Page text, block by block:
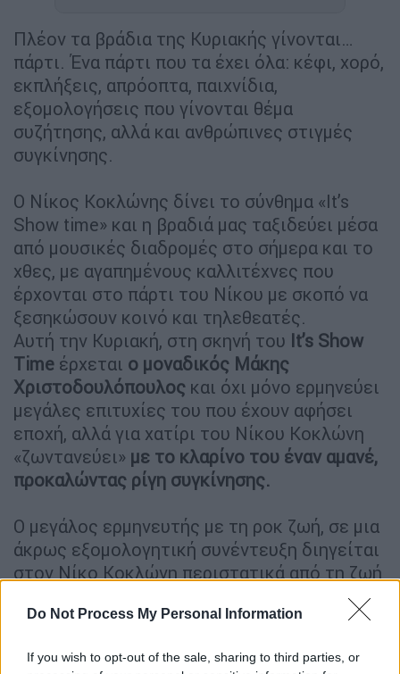
Do Not Process My Personal Information
If you wish to opt-out of the sale, sharing to third parties, or
Πλέον τα βράδια της Κυριακής γίνονται…
πάρτι. Ένα πάρτι που τα έχει όλα: κέφι, χορό,
εκπλήξεις, απρόοπτα, παιχνίδια,
εξομολογήσεις που γίνονται θέμα
συζήτησης, αλλά και ανθρώπινες στιγμές
συγκίνησης.
Ο Νίκος Κοκλώνης δίνει το σύνθημα «It’s
Show time» και η βραδιά μας ταξιδεύει μέσα
από μουσικές διαδρομές στο σήμερα και το
χθες, με αγαπημένους καλλιτέχνες που
έρχονται στο πάρτι του Νίκου με σκοπό να
ξεσηκώσουν κοινό και τηλεθεατές.
Αυτή την Κυριακή, στη σκηνή του It’s Show
Time έρχεται ο μοναδικός Μάκης
Χριστοδουλόπουλος και όχι μόνο ερμηνεύει
μεγάλες επιτυχίες του που έχουν αφήσει
εποχή, αλλά για χατίρι του Νίκου Κοκλώνη
«ζωντανεύει» με το κλαρίνο του έναν αμανέ,
προκαλώντας ρίγη συγκίνησης.
Ο μεγάλος ερμηνευτής με τη ροκ ζωή, σε μια
άκρως εξομολογητική συνέντευξη διηγείται
στον Νίκο Κοκλώνη περιστατικά από τη ζωή
του, μιλώντας για ό,τι πιο πολύτιμο έχει, την
οικογένεια του. Όταν ο Νίκος Κοκλώνης του
Πάολας, η οποία υποστήριξε ότι είχε πει